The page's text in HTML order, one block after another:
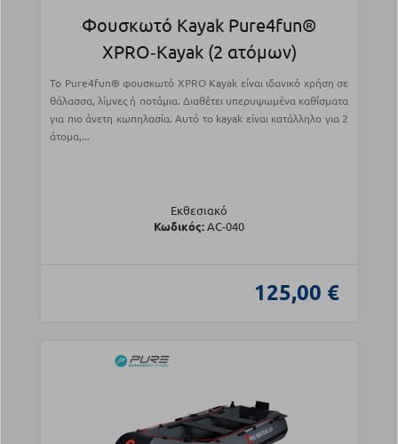
Φουσκωτό Kayak Pure4fun®
XPRO‑Kayak (2 ατόμων)
Το Pure4fun® φουσκωτό XPRO Kayak είναι ιδανικό χρήση σε
θάλασσα, λίμνες ή ποτάμια. Διαθέτει υπερυψωμένα καθίσματα
για πιο άνετη κωπηλασία. Αυτό το kayak είναι κατάλληλο για 2
άτομα,...
Εκθεσιακό
Κωδικός:AC-040
125,00 €